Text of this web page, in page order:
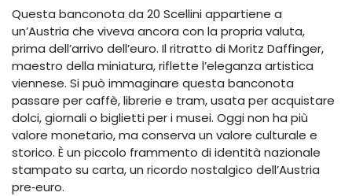
Questa banconota da 20 Scellini appartiene a
un’Austria che viveva ancora con la propria valuta,
prima dell’arrivo dell’euro. Il ritratto di Moritz Daffinger,
maestro della miniatura, riflette l’eleganza artistica
viennese. Si può immaginare questa banconota
passare per caffè, librerie e tram, usata per acquistare
dolci, giornali o biglietti per i musei. Oggi non ha più
valore monetario, ma conserva un valore culturale e
storico. È un piccolo frammento di identità nazionale
stampato su carta, un ricordo nostalgico dell’Austria
pre‑euro.